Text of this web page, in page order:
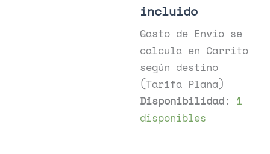
incluido
Gasto de Envío se
calcula en Carrito
según destino
(Tarifa Plana)
Disponibilidad: 1
disponibles